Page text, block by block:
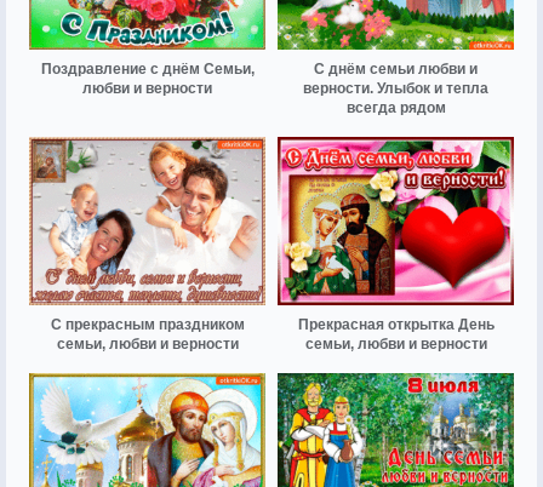
Поздравление с днём Семьи,
любви и верности
С днём семьи любви и
верности. Улыбок и тепла
всегда рядом
С прекрасным праздником
семьи, любви и верности
Прекрасная открытка День
семьи, любви и верности